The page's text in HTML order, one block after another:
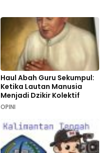
Haul Abah Guru Sekumpul:
Ketika Lautan Manusia
Menjadi Dzikir Kolektif
OPINI